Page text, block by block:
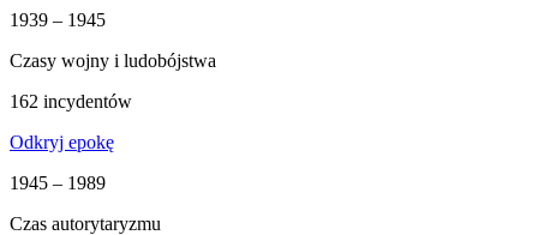
1939 – 1945
Czasy wojny i ludobójstwa
162 incydentów
Odkryj epokę
1945 – 1989
Czas autorytaryzmu